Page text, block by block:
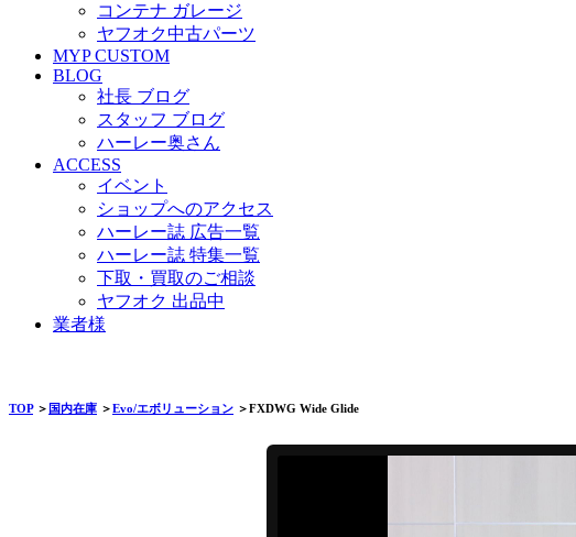
コンテナ ガレージ
ヤフオク中古パーツ
MYP CUSTOM
BLOG
社長 ブログ
スタッフ ブログ
ハーレー奥さん
ACCESS
イベント
ショップへのアクセス
ハーレー誌 広告一覧
ハーレー誌 特集一覧
下取・買取のご相談
ヤフオク 出品中
業者様
TOP＞ 国内在庫 ＞Evo/エボリューション ＞FXDWG Wide Glide